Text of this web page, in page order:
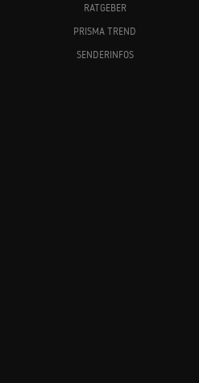
RATGEBER
PRISMA TREND
SENDERINFOS